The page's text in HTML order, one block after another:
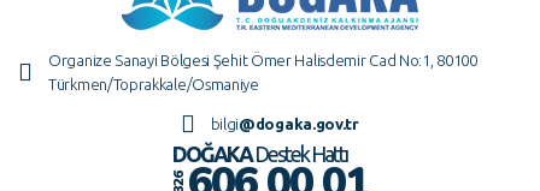
Organize Sanayi Bölgesi Şehit Ömer Halisdemir Cad No:1, 80100
Türkmen/Toprakkale/Osmaniye
bilgi@dogaka.gov.tr
DOĞAKADestek Hattı